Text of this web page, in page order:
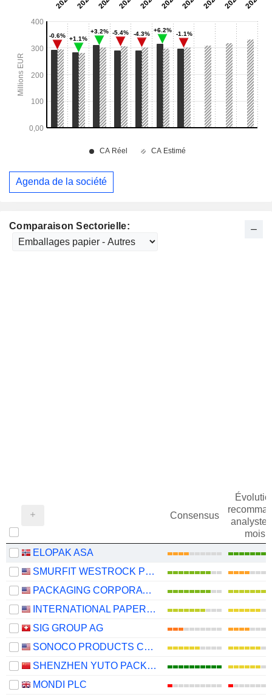
Comparaison Sectorielle:
Consensus
mois
ELOPAK ASA
SMURFIT WESTROCK PLC
PACKAGING CORPORATION OF AMERICA
INTERNATIONAL PAPER COMPANY
SIG GROUP AG
SONOCO PRODUCTS COMPANY
SHENZHEN YUTO PACKAGING TECHNOLOGY CO., LTD.
MONDI PLC
Agenda de la société